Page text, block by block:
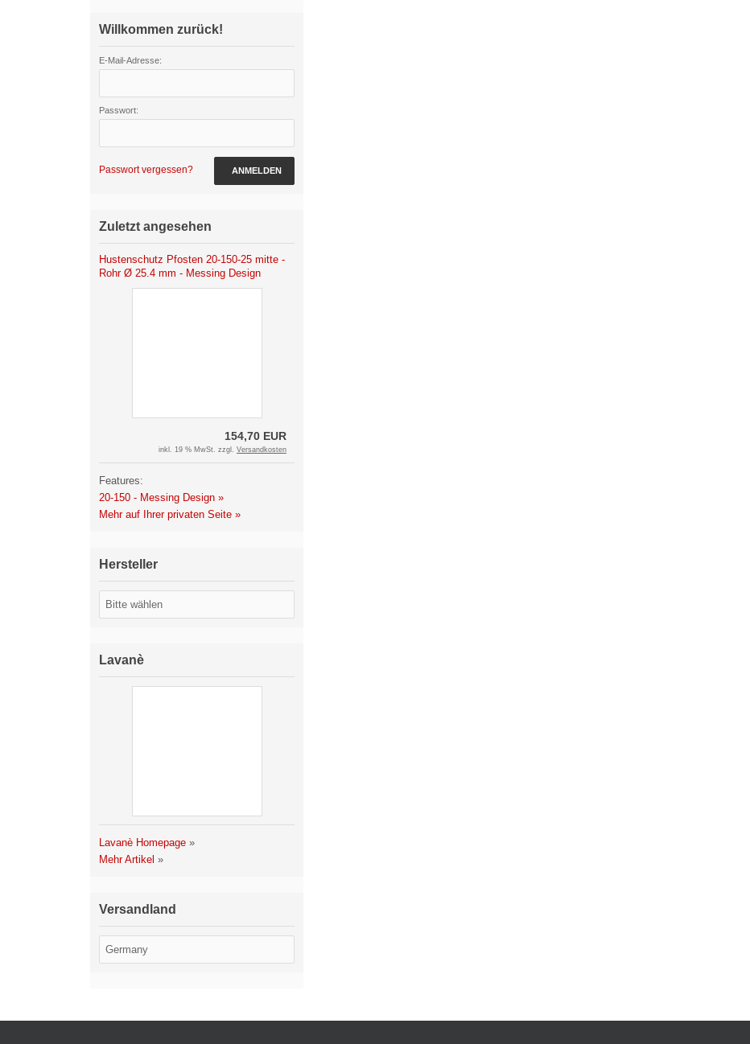
Willkommen zurück!
E-Mail-Adresse:
Passwort:
Passwort vergessen? ANMELDEN
Zuletzt angesehen
Hustenschutz Pfosten 20-150-25 mitte -
Rohr Ø 25.4 mm - Messing Design
154,70 EUR
inkl. 19 % MwSt. zzgl. Versandkosten
Features:
20-150 - Messing Design »
Mehr auf Ihrer privaten Seite »
Hersteller
Lavanè
Lavanè Homepage »
Mehr Artikel »
Versandland